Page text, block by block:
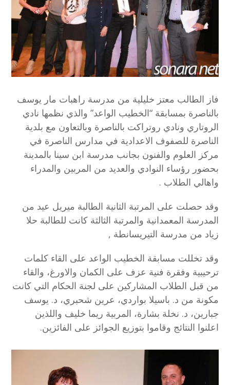
فاز الطالب معتز خليلية من مدرسة راهبات مار يوسف
بالناصرة بمسابقة “الخطيب الواعد” والذي نظمها نادي
الروتاري ونادي روتراكت بالناصرة وبالتعاون مع بلدية
الناصرة للصفوف الاعدادية في مدارس الناصرة في
مركز العلوم والفنون بجانب مدرسة ابن سينا بالمدينة
بحضور رؤساء النوادي والعديد من المربين والمدراء
واهالي الطلاب .
وقد حصلت على المرتبة الثانية الطالبة ميريل عيد من
المدرسة المعمدانية والمرتبة الثالثة كانت للطالبة حلا
زياد من مدرسة التيريسانطة ,
وقد تخللت مسابقة الخطيب الواعد على القاء كلمات
ترحيبية وفقرة فنية عزف على الكمان والاورغ، والقاء
من قبل الطلاب المشاركين على لجنة الحكام التي كانت
مكونة من د. باسيلا بواردي، عرين شحبري، د. يوسف
جبارين، د. نخلة بشارة، المربية ريما خليف واللذين
اعلنوا النتائج وقاموا بتوزيع الجوائز على الفائزين.